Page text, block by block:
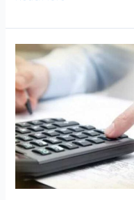
Projeto
que
mantém
benefícios
tributários
para
o
terceiro
setor